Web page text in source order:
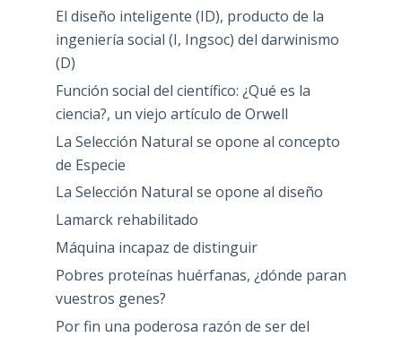
El diseño inteligente (ID), producto de la
ingeniería social (I, Ingsoc) del darwinismo
(D)
Función social del científico: ¿Qué es la
ciencia?, un viejo artículo de Orwell
La Selección Natural se opone al concepto
de Especie
La Selección Natural se opone al diseño
Lamarck rehabilitado
Máquina incapaz de distinguir
Pobres proteínas huérfanas, ¿dónde paran
vuestros genes?
Por fin una poderosa razón de ser del